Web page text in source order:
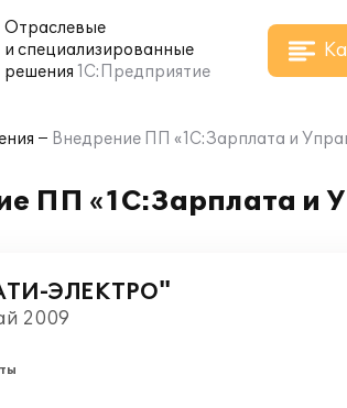
Отраслевые
и специализированные
решения 1С:Предприятие
Внедрение ПП «1С:Зарплата и
ПП «1С:Зарплата
ЭЛЕКТРО"
2009